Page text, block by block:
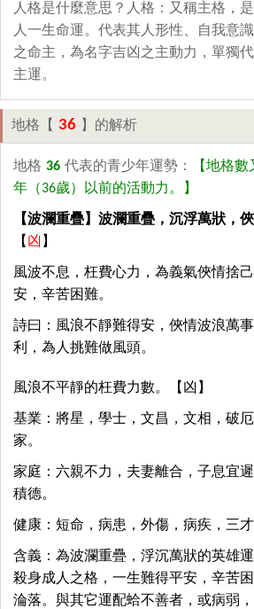
人格是什麼意思？人格：又稱主格，
人一生命運。代表其人形性、自我意
之命主，為名字吉凶之主動力，單獨
主運。
地格【 36 】的解析
地格 36 代表的青少年運勢：
【地格
年（36歲）以前的活動力。】
【波瀾重疊】波瀾重疊，沉浮萬狀，
【 凶 】
風波不息，枉費心力，為義氣俠情捨
安，辛苦困難。
詩曰：風浪不靜難得安，俠情波浪萬
利，為人挑難做風頭。
風浪不平靜的枉費力數。【凶】
基業：將星，學士，文昌，文相，破
家。
家庭：六親不力，夫妻離合，子息宜
積德。
健康：短命，病患，外傷，病疾，三
含義：為波瀾重疊，浮沉萬狀的英雄
殺身成人之格，一生難得平安，辛苦
淪落。與其它運配蛤不善者，或病弱